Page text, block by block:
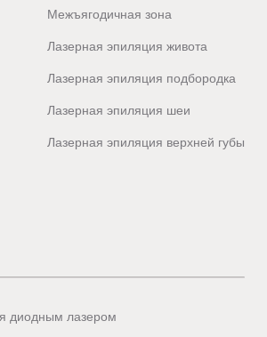
Межъягодичная зона
Лазерная эпиляция живота
Лазерная эпиляция подбородка
Лазерная эпиляция шеи
Лазерная эпиляция верхней губы
диодным лазером